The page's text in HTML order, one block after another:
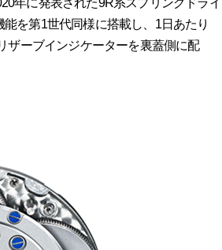
年に発表された9R系スプリングドライ
を第1世代同様に搭載し、1日あたり
ザーブインジケーターを裏蓋側に配